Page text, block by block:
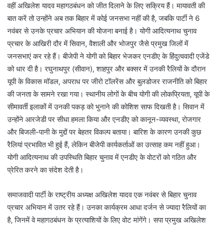
वहीं अखिलेश यादव महागठबंधन को जीत दिलाने के लिए सक्रिय हैं। मायावती की
बात करें तो उन्होंने अब तक बिहार में कोई जनसभा नहीं की है, जबकि पार्टी ने 6
नवंबर से उनके प्रचार अभियान की योजना बनाई है। योगी आदित्यनाथ चुनाव
प्रचार के आखिरी दौर में सिवान, वैशाली और भोजपुर जैसे प्रमुख जिलों में
जनसभाएं कर रहे हैं। बीजेपी ने योगी को बिहार भेजकर एनडीए के हिंदुत्ववादी एजेंडे
को धार दी है। रघुनाथपुर (सीवान), शाहपुर और बक्सर में उनकी रैलियों के दौरान
यूपी के विकास मॉडल, अपराध पर जीरो टॉलरेंस और बुलडोजर राजनीति को बिहार
की जनता के सामने रखा गया। स्थानीय लोगों के बीच योगी की लोकप्रियता, यूपी के
सीमावर्ती इलाकों में उनकी पकड़ को भुनाने की कोशिश साफ दिखती है। सिवान में
उन्होंने आरजेडी पर सीधा हमला किया और एनडीए को कानून-व्यवस्था, रोजगार
और बिजली-पानी के मुद्दों पर बेहतर विकल्प बताया। बारिश के कारण उनकी कुछ
रैलियां प्रभावित भी हुई हैं, लेकिन बीजेपी कार्यकर्ताओं का उत्साह कम नहीं हुआ।
योगी आदित्यनाथ की उपस्थिति बिहार चुनाव में एनडीए के वोटरों को गठित और
प्रेरित करने का संदेश देती है।
समाजवादी पार्टी के राष्ट्रीय अध्यक्ष अखिलेश यादव एक नवंबर से बिहार चुनाव
प्रचार अभियान में उतर रहे हैं। उनका कार्यक्रम आधा दर्जन से ज्यादा रैलियों का
है, जिनमें वे महागठबंधन के प्रत्याशियों के लिए वोट मांगेंगे। सपा प्रमुख अखिलेश